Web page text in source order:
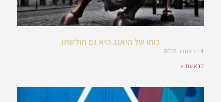
כוחו של היאנג היא גם חולשתו
4 בדצמבר 2017
קרא עוד »